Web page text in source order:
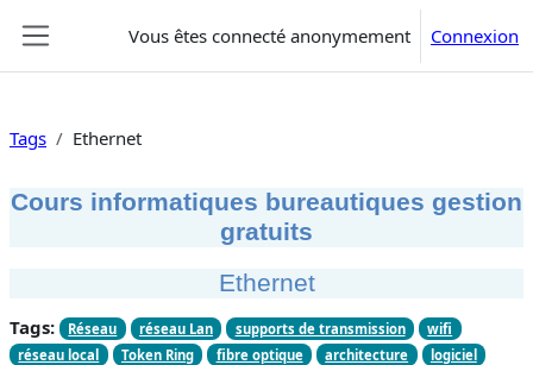
Vous êtes connecté anonymement Connexion
Tags Ethernet
Cours informatiques bureautiques gestion
gratuits
Ethernet
Tags: Réseau réseau Lan supports de transmission
wifi
réseau local
Token Ring fibre optique architecture
logiciel